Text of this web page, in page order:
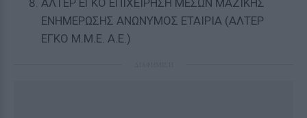
ΑΛΤΕΡ ΕΓΚΟ ΕΠΙΧΕΙΡΗΣΗ ΜΕΣΩΝ ΜΑΖΙΚΗΣ
ΕΝΗΜΕΡΩΣΗΣ ΑΝΩΝΥΜΟΣ ΕΤΑΙΡΙΑ (ΑΛΤΕΡ
ΕΓΚΟ Μ.Μ.Ε. Α.Ε.)